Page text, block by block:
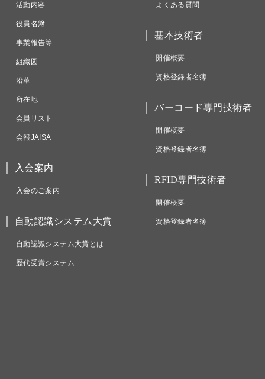
活動内容
役員名簿
事業報告等
組織図
沿革
所在地
会員リスト
会報JAISA
入会案内
入会のご案内
自動認識システム大賞
自動認識システム大賞とは
歴代受賞システム
よくある質問
基本技術者
開催概要
資格登録者名簿
バーコード専門技術者
開催概要
資格登録者名簿
RFID専門技術者
開催概要
資格登録者名簿